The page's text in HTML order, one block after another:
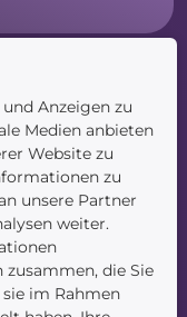
Anzeigen zu
Medien anbieten
Website zu
zu
unsere Partner
weiter.
die Sie
im Rahmen